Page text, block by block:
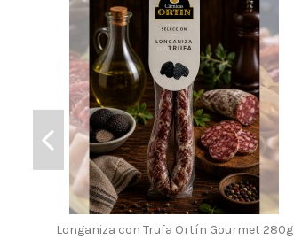
Longaniza con Trufa Ortín Gourmet 280g